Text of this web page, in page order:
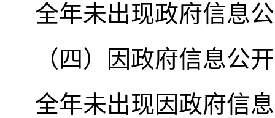
全年未出现政府信息
（四）因政府信息公
全年未出现因政府信